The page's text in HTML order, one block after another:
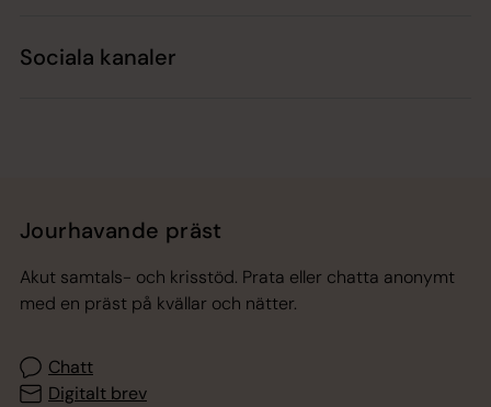
Sociala kanaler
Jourhavande präst
Akut samtals- och krisstöd. Prata eller chatta anonymt
med en präst på kvällar och nätter.
Chatt
Digitalt brev